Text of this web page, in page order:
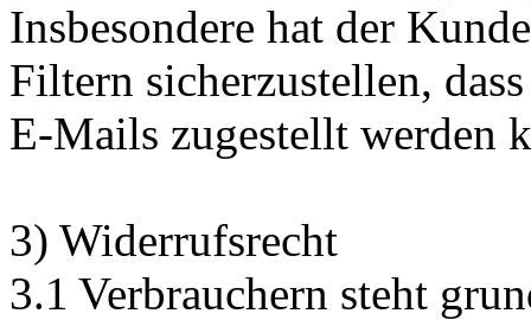
Insbesondere hat der
Filtern sicherzustellen,
E-Mails zugestellt werden
3) Widerrufsrecht
3.1 Verbrauchern steht